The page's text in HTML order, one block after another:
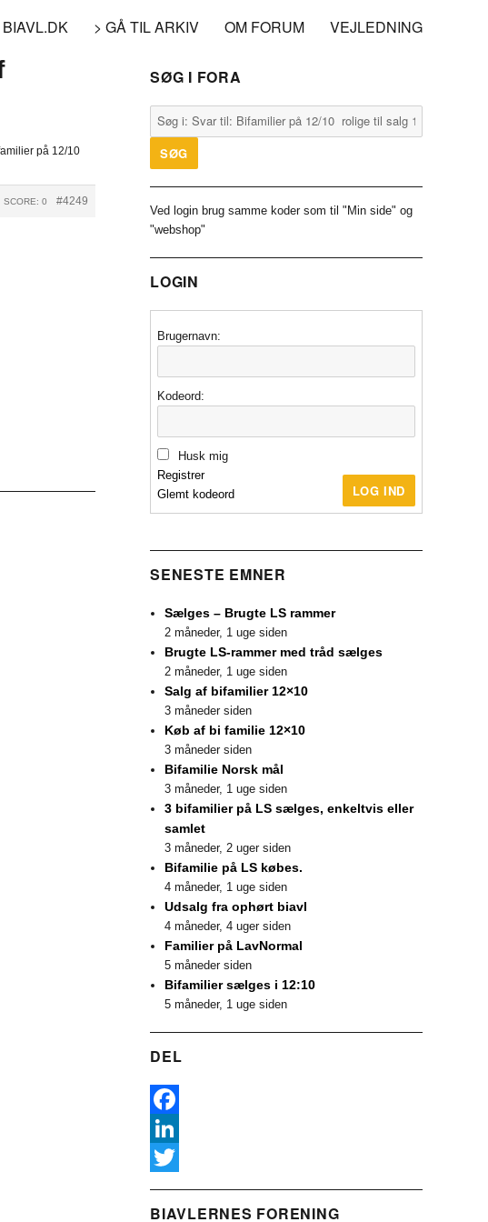
> GÅ TIL ARKIV OM FORUM VEJLEDNING
på 12/10
#4249
SCORE: 0
SØG I FORA
Ved login brug samme koder som til "Min side" og
"webshop"
LOGIN
Brugernavn:
Kodeord:
Husk mig
LOG IND
Registrer
Glemt kodeord
SENESTE EMNER
Sælges – Brugte LS rammer
2 måneder, 1 uge siden
Brugte LS-rammer med tråd sælges
2 måneder, 1 uge siden
Salg af bifamilier 12×10
3 måneder siden
Køb af bi familie 12×10
3 måneder siden
Bifamilie Norsk mål
3 måneder, 1 uge siden
3 bifamilier på LS sælges, enkeltvis eller
samlet
3 måneder, 2 uger siden
Bifamilie på LS købes.
4 måneder, 1 uge siden
Udsalg fra ophørt biavl
4 måneder, 4 uger siden
Familier på LavNormal
5 måneder siden
Bifamilier sælges i 12:10
5 måneder, 1 uge siden
DEL
F
a
e
L
nw
BIAVLERNES FORENING